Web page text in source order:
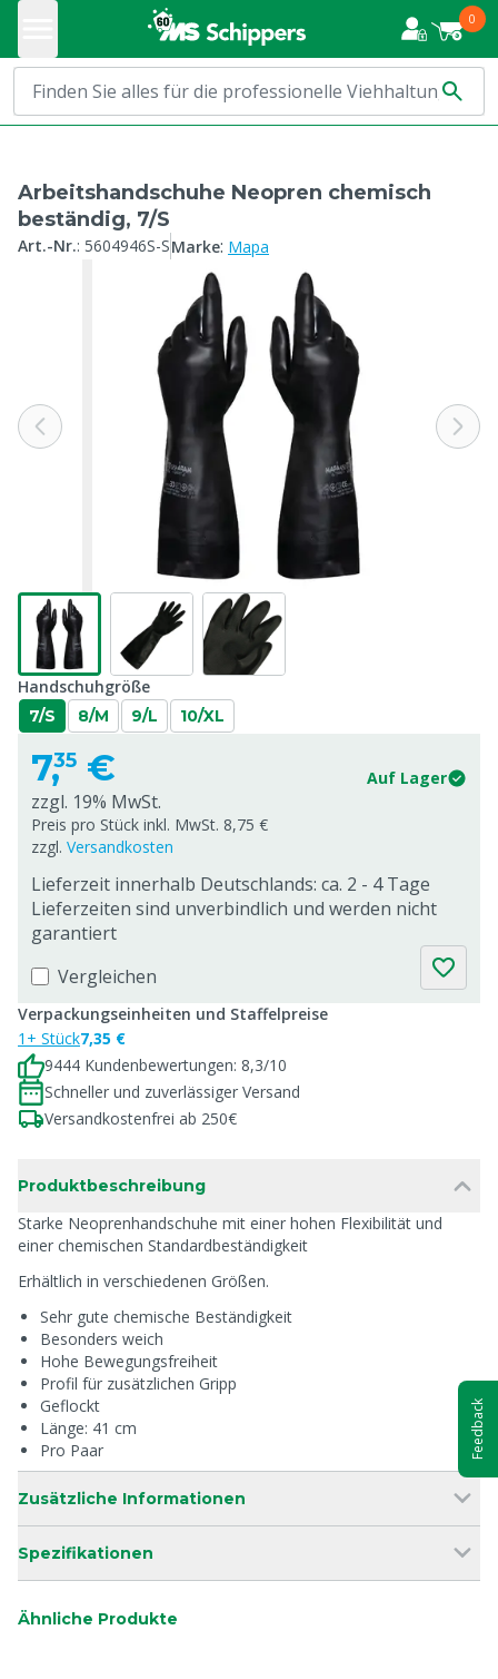
0
Arbeitshandschuhe Neopren chemisch
beständig, 7/S
Art.-Nr.: 5604946S-SMarke: Mapa
Handschuhgröße
7/S 8/M 9/L 10/XL
7,35 € Auf Lager
zzgl. 19% MwSt.
Preis pro Stück inkl. MwSt. 8,75 €
zzgl. Versandkosten
Lieferzeit innerhalb Deutschlands: ca. 2 - 4 Tage
Lieferzeiten sind unverbindlich und werden nicht
garantiert
Vergleichen
Verpackungseinheiten und Staffelpreise
1+ Stück7,35 €
9444 Kundenbewertungen: 8,3/10
Schneller und zuverlässiger Versand
Versandkostenfrei ab 250€
Produktbeschreibung
Starke Neoprenhandschuhe mit einer hohen Flexibilität und
einer chemischen Standardbeständigkeit
Erhältlich in verschiedenen Größen.
Sehr gute chemische Beständigkeit
Besonders weich
Hohe Bewegungsfreiheit
Profil für zusätzlichen Gripp
Geflockt
Länge: 41 cm
Pro Paar
Zusätzliche Informationen
Spezifikationen
Ähnliche Produkte
Feedback